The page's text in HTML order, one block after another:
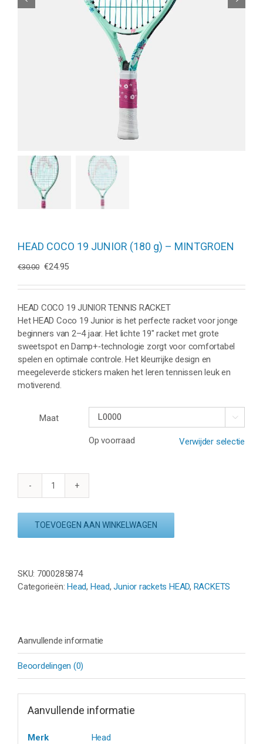
HEAD COCO 19 JUNIOR (180 g) – MINTGROEN
€30.00 Oorspronkelijke
was:
€30.00.
€24.95Huidige
is:
€24.95.
HEAD COCO 19 JUNIOR TENNIS RACKET
Het HEAD Coco 19 Junior is het perfecte racket voor jonge
beginners van 2–4 jaar. Het lichte 19″ racket met grote
sweetspot en Damp+‑technologie zorgt voor comfortabel
spelen en optimale controle. Het kleurrijke design en
meegeleverde stickers maken het leren tennissen leuk en
motiverend.
Maat 
Op voorraad Verwijder selectie
HEAD
JUNIOR
-
MINTGROEN
TOEVOEGEN AAN WINKELWAGEN
SKU: 7000285874
Categorieën:Head, Head,Junior rackets HEAD, RACKETS
Aanvullende informatie
Beoordelingen (0)
Aanvullende informatie
Merk
Head